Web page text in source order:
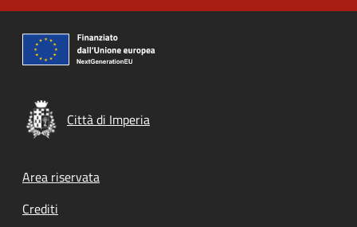
Città di Imperia
Footer menu
Area riservata
Crediti